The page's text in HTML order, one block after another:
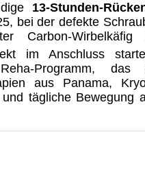
bei der defekte
Carbon‑Wirbelkäfig
im Anschluss
das
aus Panama,
und tägliche Bewegung